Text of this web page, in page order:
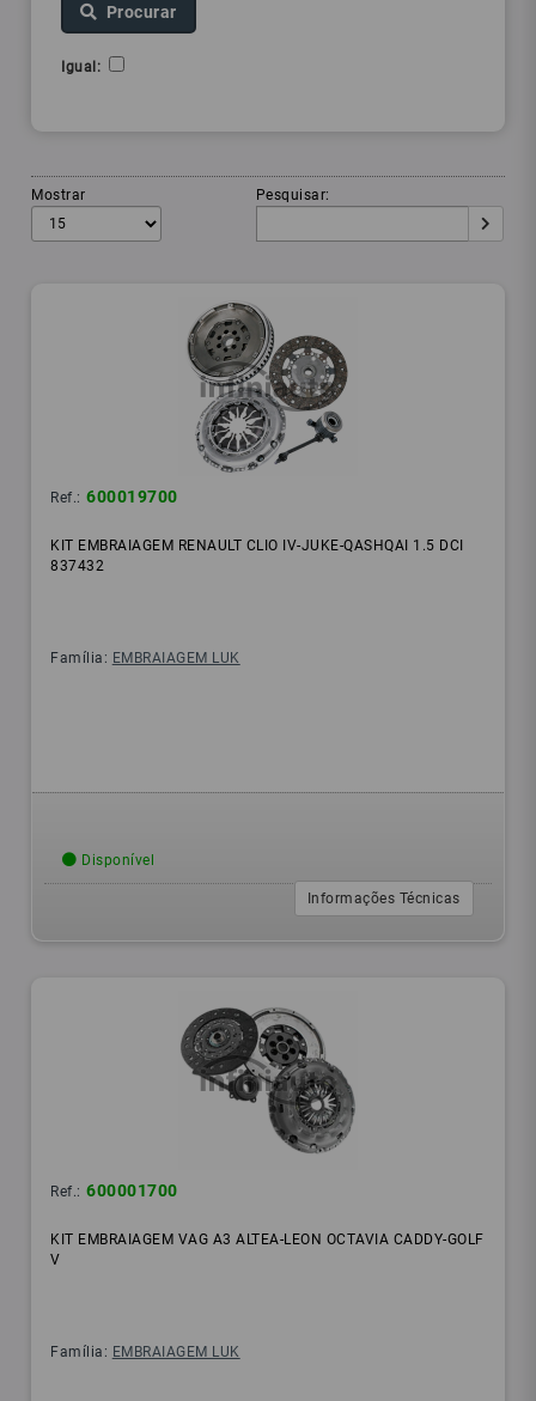
Procurar
Igual:
Mostrar Pesquisar:
Ref.: 600019700
KIT EMBRAIAGEM RENAULT CLIO IV-JUKE-QASHQAI 1.5 DCI
837432
Família: EMBRAIAGEM LUK
Disponível
Informações Técnicas
Ref.: 600001700
KIT EMBRAIAGEM VAG A3 ALTEA-LEON OCTAVIA CADDY-GOLF
V
Família: EMBRAIAGEM LUK